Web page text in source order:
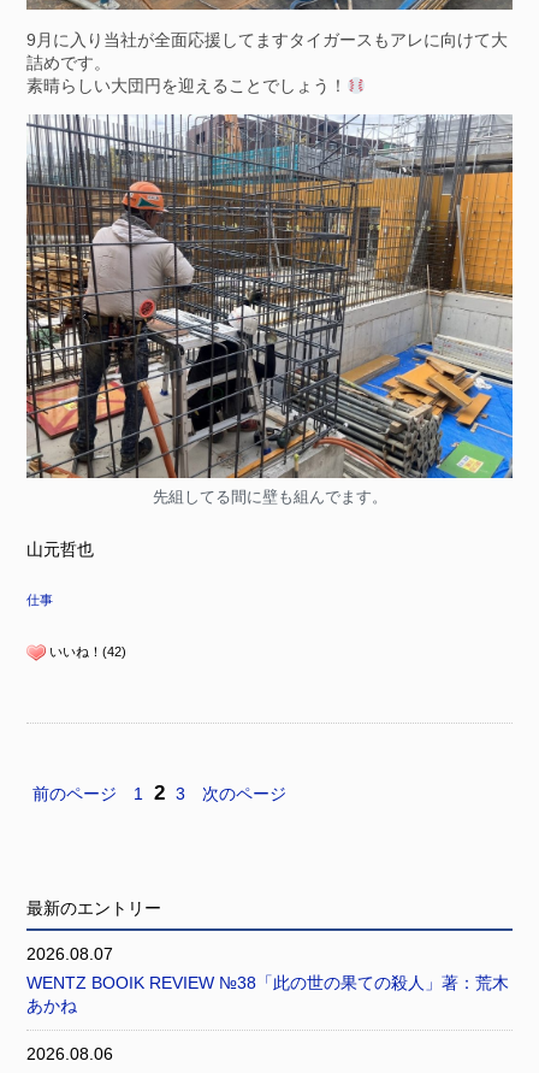
9月に入り当社が全面応援してますタイガースもアレに向けて大
詰めです。
素晴らしい大団円を迎えることでしょう！
先組してる間に壁も組んでます。
山元哲也
仕事
いいね！(42)
前のページ 1 2 3 次のページ
最新のエントリー
2026.08.07
WENTZ BOOIK REVIEW №38「此の世の果ての殺人」著：荒木
あかね
2026.08.06